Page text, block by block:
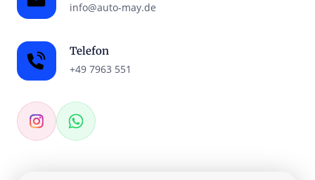
info@auto-may.de
Telefon
+49 7963 551